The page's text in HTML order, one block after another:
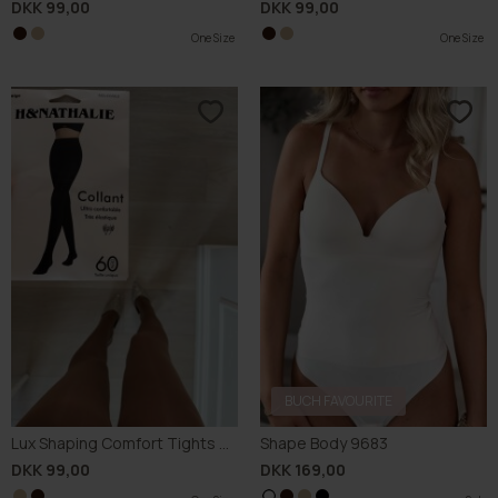
DKK 99,00
One Size
One Size
DKK 99,00
One Size
One Size
Lux Shaping Comfort Tights 60D
DKK 99,00
BUCH FAVOURITE
Shape Body 9683
DKK 169,00